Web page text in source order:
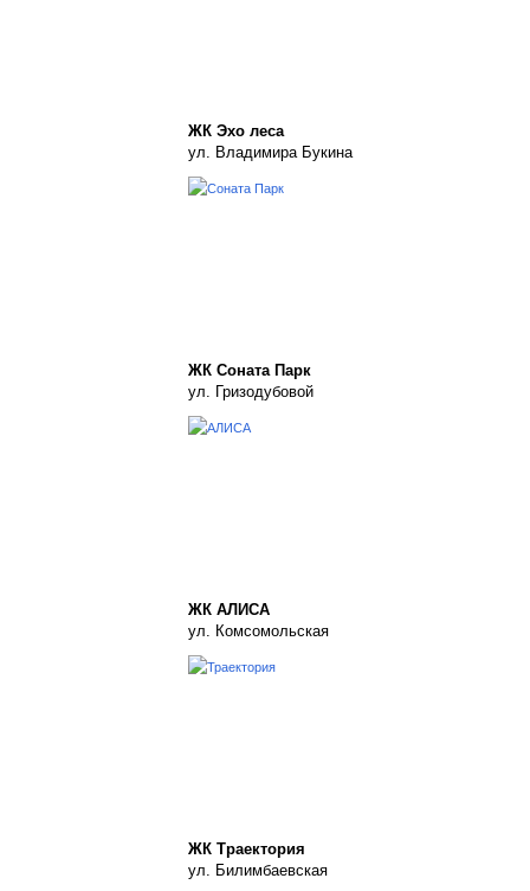
ЖК Эхо леса
ул. Владимира Букина
ЖК Соната Парк
ул. Гризодубовой
ЖК АЛИСА
ул. Комсомольская
ЖК Траектория
ул. Билимбаевская